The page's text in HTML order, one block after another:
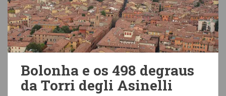
Bolonha e os 498 degraus
da Torri degli Asinelli